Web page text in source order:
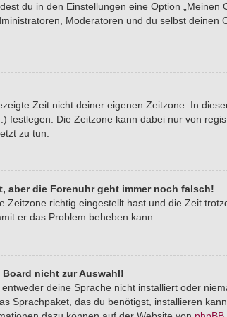
du in den Einstellungen eine Option
Moderatoren und du selbst
Zeit nicht deiner eigenen Zeitzone. In
festlegen. Die Zeitzone kann dabei nur von
zu tun.
aber die Forenuhr geht immer noch falsch!
Zeitzone richtig eingestellt hast und die Zeit
er das Problem beheben kann.
nicht zur Auswahl!
deine Sprache nicht installiert oder
Sprachpaket, das du benötigst, installieren